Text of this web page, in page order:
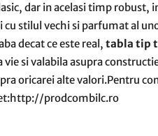
dar in acelasi timp robust,
stilul vechi si parfumat al
decat ce este real, tabla tip
si valabila asupra
oricarei alte valori.Pentru
prodcombilc.ro